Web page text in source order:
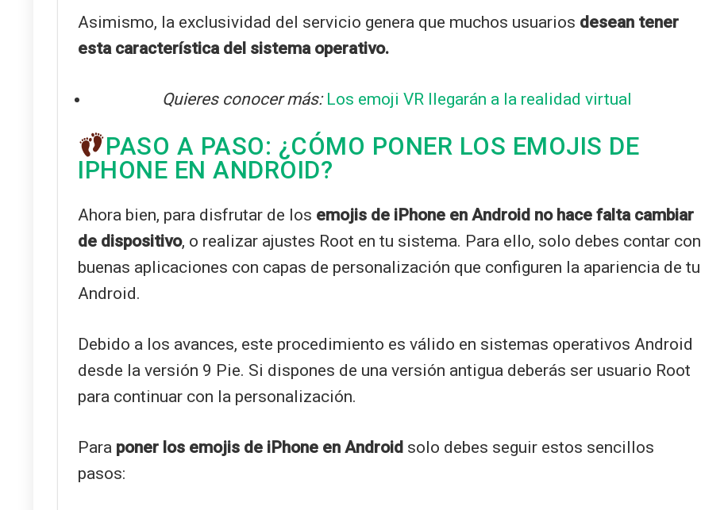
Asimismo, la exclusividad del servicio genera que muchos usuarios desean tener
esta característica del sistema operativo.
Quieres conocer más: Los emoji VR llegarán a la realidad virtual
PASO A PASO: ¿CÓMO PONER LOS EMOJIS DE
IPHONE EN ANDROID?
Ahora bien, para disfrutar de los emojis de iPhone en Android no hace falta cambiar
de dispositivo, o realizar ajustes Root en tu sistema. Para ello, solo debes contar con
buenas aplicaciones con capas de personalización que configuren la apariencia de tu
Android.
Debido a los avances, este procedimiento es válido en sistemas operativos Android
desde la versión 9 Pie. Si dispones de una versión antigua deberás ser usuario Root
para continuar con la personalización.
Para poner los emojis de iPhone en Android solo debes seguir estos sencillos
pasos: